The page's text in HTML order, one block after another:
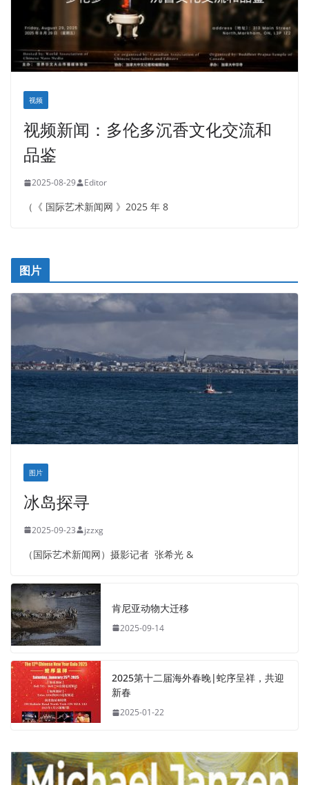
视频
视频新闻：多伦多沉香文化交流和
品鉴
2025-08-29 Editor
（《 国际艺术新闻网 》2025 年 8
图片
图片
冰岛探寻
2025-09-23 jzzxg
（国际艺术新闻网）摄影记者 张希光 &
肯尼亚动物大迁移
2025-09-14
2025第十二届海外春晚|蛇序呈祥，共迎
新春
2025-01-22